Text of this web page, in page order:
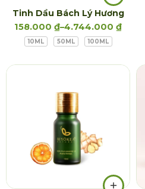
Tinh Dầu Bách Lý Hương
158.000 ₫–4.744.000 ₫
10ML 50ML 100ML